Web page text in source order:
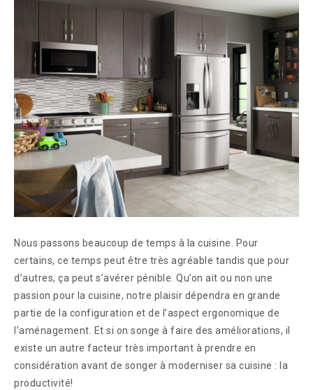
Nous passons beaucoup de temps à la cuisine. Pour
certains, ce temps peut être très agréable tandis que pour
d’autres, ça peut s’avérer pénible. Qu’on ait ou non une
passion pour la cuisine, notre plaisir dépendra en grande
partie de la configuration et de l’aspect ergonomique de
l’aménagement. Et si on songe à faire des améliorations, il
existe un autre facteur très important à prendre en
considération avant de songer à moderniser sa cuisine : la
productivité!